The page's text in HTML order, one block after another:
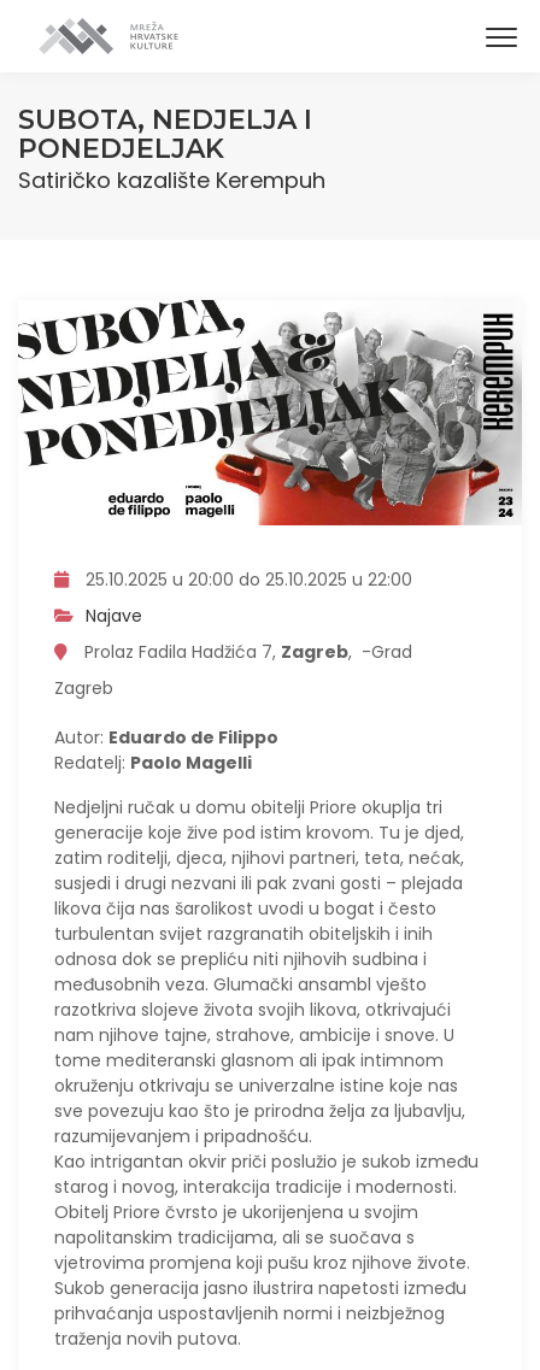
SUBOTA, NEDJELJA I
PONEDJELJAK
Satiričko kazalište Kerempuh
25.10.2025 u 20:00 do 25.10.2025 u 22:00
Najave
Prolaz Fadila Hadžića 7, Zagreb, -Grad
Zagreb
Autor: Eduardo de Filippo
Redatelj: Paolo Magelli
Nedjeljni ručak u domu obitelji Priore okuplja tri
generacije koje žive pod istim krovom. Tu je djed,
zatim roditelji, djeca, njihovi partneri, teta, nećak,
susjedi i drugi nezvani ili pak zvani gosti – plejada
likova čija nas šarolikost uvodi u bogat i često
turbulentan svijet razgranatih obiteljskih i inih
odnosa dok se prepliću niti njihovih sudbina i
međusobnih veza. Glumački ansambl vješto
razotkriva slojeve života svojih likova, otkrivajući
nam njihove tajne, strahove, ambicije i snove. U
tome mediteranski glasnom ali ipak intimnom
okruženju otkrivaju se univerzalne istine koje nas
sve povezuju kao što je prirodna želja za ljubavlju,
razumijevanjem i pripadnošću.
Kao intrigantan okvir priči poslužio je sukob između
starog i novog, interakcija tradicije i modernosti.
Obitelj Priore čvrsto je ukorijenjena u svojim
napolitanskim tradicijama, ali se suočava s
vjetrovima promjena koji pušu kroz njihove živote.
Sukob generacija jasno ilustrira napetosti između
prihvaćanja uspostavljenih normi i neizbježnog
traženja novih putova.